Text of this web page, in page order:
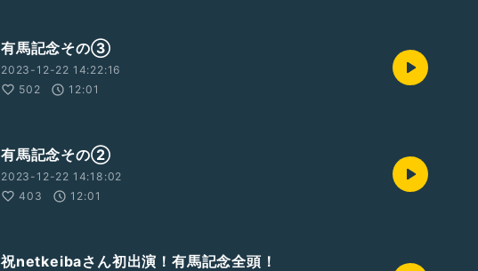
有馬記念その③
2023-12-22 14:22:16
502
12:01
有馬記念その②
2023-12-22 14:18:02
403
12:01
祝netkeibaさん初出演！有馬記念全頭！